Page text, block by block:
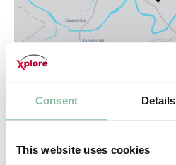
Consent Details
This website uses cookies